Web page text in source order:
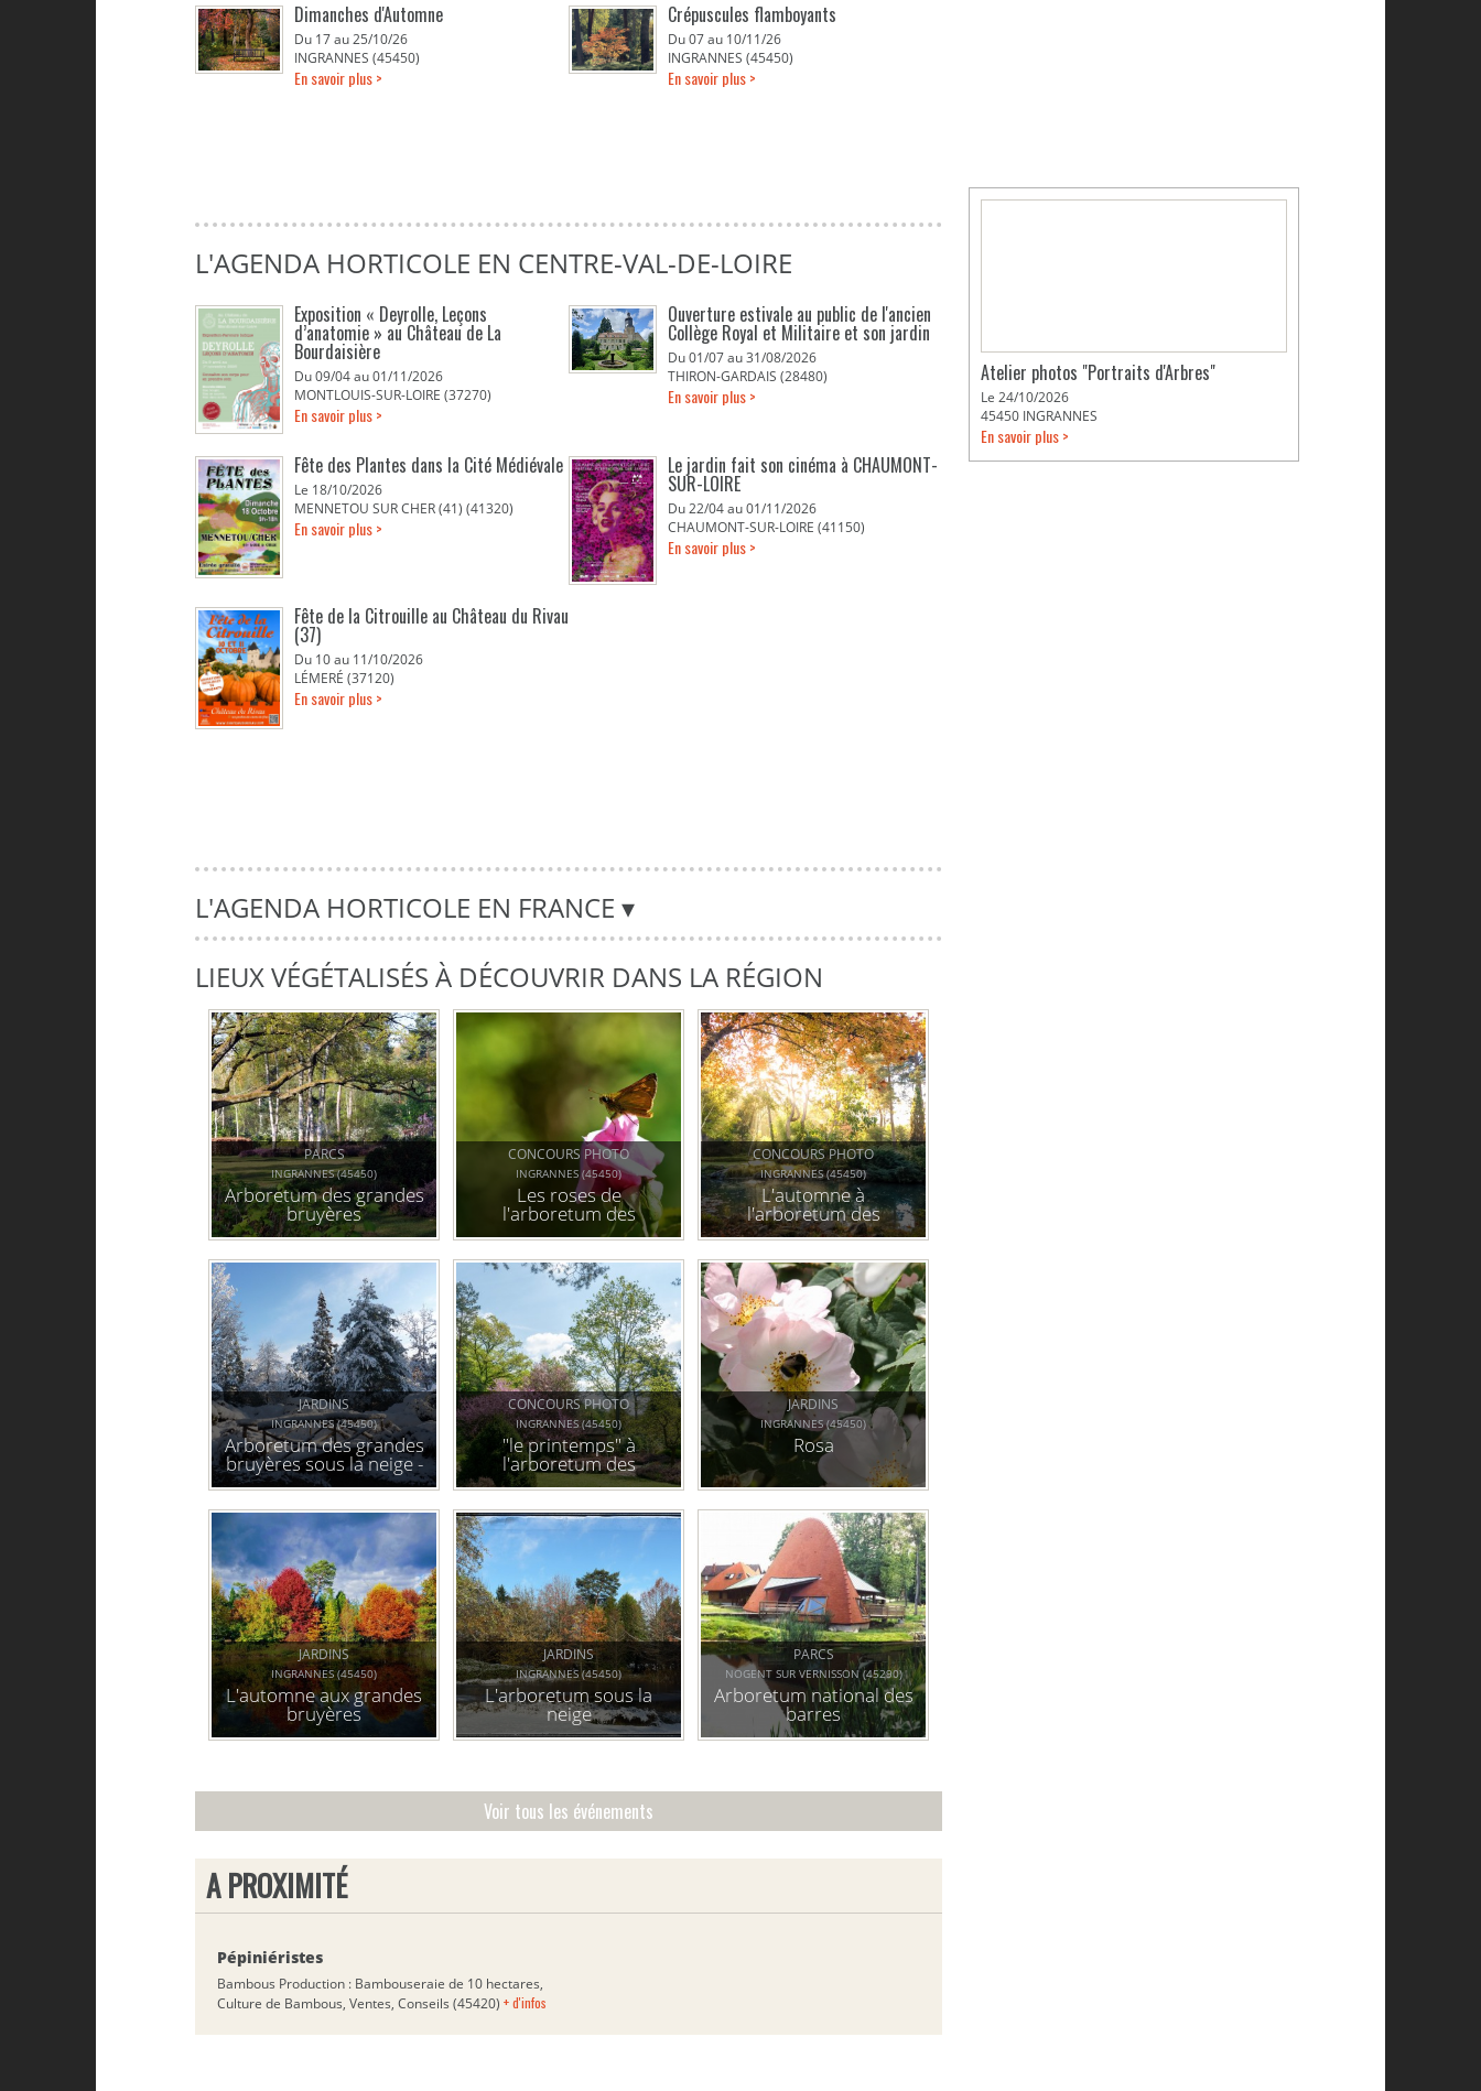
Dimanches d'Automne
Du 17 au 25/10/26
INGRANNES (45450)
En savoir plus >
Crépuscules flamboyants
Du 07 au 10/11/26
INGRANNES (45450)
En savoir plus >
L'AGENDA HORTICOLE EN CENTRE-VAL-DE-LOIRE
Exposition « Deyrolle, Leçons
d’anatomie » au Château de La
Bourdaisière
Du 09/04 au 01/11/2026
MONTLOUIS-SUR-LOIRE (37270)
En savoir plus >
Ouverture estivale au public de l'ancien
Collège Royal et Militaire et son jardin
Du 01/07 au 31/08/2026
THIRON-GARDAIS (28480)
En savoir plus >
Fête des Plantes dans la Cité Médiévale
Le 18/10/2026
MENNETOU SUR CHER (41) (41320)
En savoir plus >
Le jardin fait son cinéma à CHAUMONT-
SUR-LOIRE
Du 22/04 au 01/11/2026
CHAUMONT-SUR-LOIRE (41150)
En savoir plus >
Fête de la Citrouille au Château du Rivau
(37)
Du 10 au 11/10/2026
LÉMERÉ (37120)
En savoir plus >
L'AGENDA HORTICOLE EN FRANCE ▾
LIEUX VÉGÉTALISÉS À DÉCOUVRIR DANS LA RÉGION
PARCS
INGRANNES (45450)
Arboretum des grandes
bruyères
CONCOURS PHOTO
INGRANNES (45450)
Les roses de
l'arboretum des
grandes bruyères
CONCOURS PHOTO
INGRANNES (45450)
L'automne à
l'arboretum des
grandes bruyères
JARDINS
INGRANNES (45450)
Arboretum des grandes
bruyères sous la neige -
février 2018
CONCOURS PHOTO
INGRANNES (45450)
"le printemps" à
l'arboretum des
grandes bruyères
JARDINS
INGRANNES (45450)
Rosa
JARDINS
INGRANNES (45450)
L'automne aux grandes
bruyères
JARDINS
INGRANNES (45450)
L'arboretum sous la
neige
PARCS
NOGENT SUR VERNISSON (45290)
Arboretum national des
barres
Voir tous les événements
A PROXIMITÉ
Pépiniéristes
Bambous Production : Bambouseraie de 10 hectares,
Culture de Bambous, Ventes, Conseils (45420) + d'infos
Atelier photos "Portraits d'Arbres"
Le 24/10/2026
45450 INGRANNES
En savoir plus >